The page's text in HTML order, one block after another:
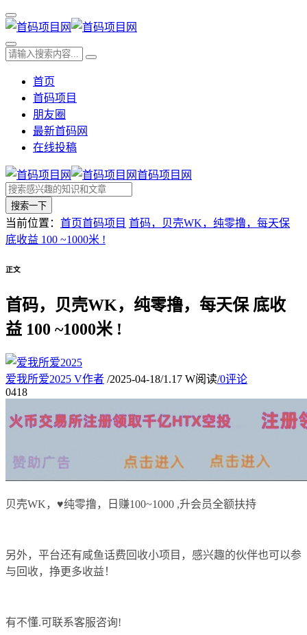
首页
首码项目
朋友圈
最新首码网
在线投稿
首码项目网
搜索一下
当前位置： 首页首码项目 首码，贝壳WK，纯零撸，每天保
底收益 100 ~1000米 !
正文
首码，贝壳WK，纯零撸，每天保 底收
益 100 ~1000米 !
爱我所爱2025 V作者 /2025-04-18/1.17 W阅读/0评论
0418
贝壳WK，♥️纯零撸，日赚100~1000 ,升会员全额扶持
另外，平台还有咸鱼话费回收小项目，感兴趣的伙伴也可以参
与回收，挣更多收益！
有不懂.可联系客服咨询!